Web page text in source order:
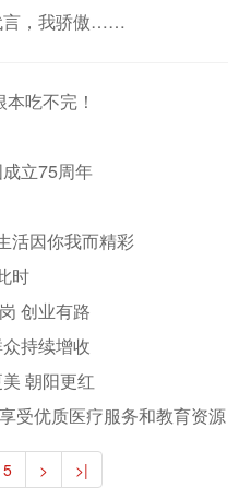
言，我骄傲……
吃不完！
立75周年
活因你我而精彩
时
创业有路
持续增收
朝阳更红
受优质医疗服务和教育资源
5 > >|